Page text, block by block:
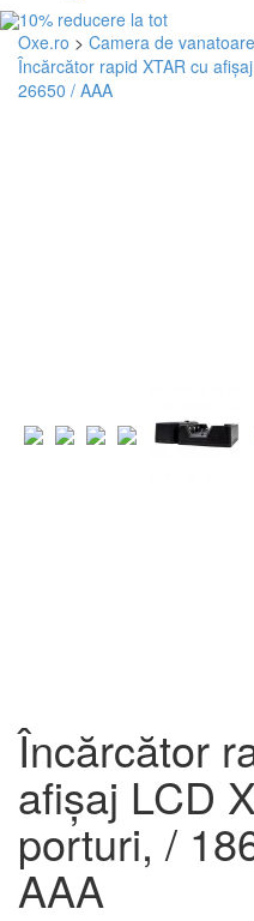
Oxe.ro > Camera de vanatoare
Încărcător rapid XTAR cu
26650 / AAA
Încărcător
afișaj LCD
porturi, /
AAA